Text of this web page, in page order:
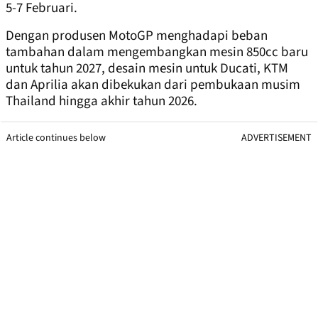
5-7 Februari.
Dengan produsen MotoGP menghadapi beban
tambahan dalam mengembangkan mesin 850cc baru
untuk tahun 2027, desain mesin untuk Ducati, KTM
dan Aprilia akan dibekukan dari pembukaan musim
Thailand hingga akhir tahun 2026.
Article continues below ADVERTISEMENT